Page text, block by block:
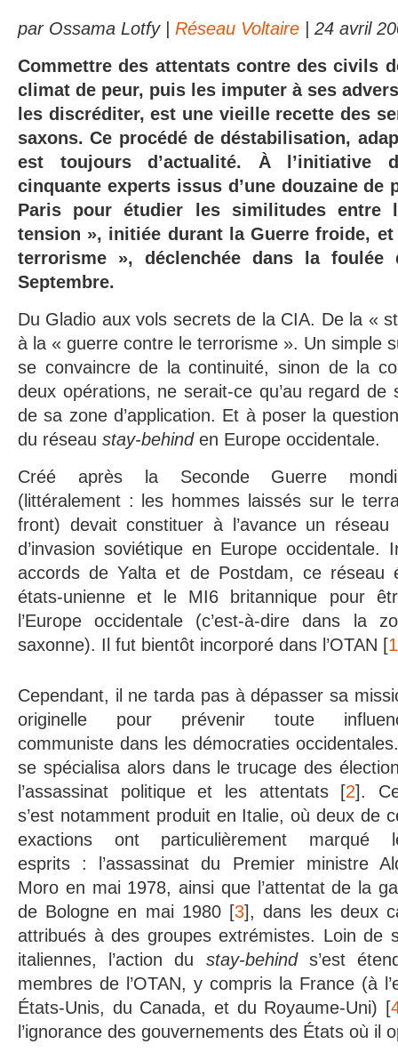
par Ossama Lotfy | Réseau Voltaire | 24 avril
Commettre des attentats contre des civils
climat de peur, puis les imputer à ses
les discréditer, est une vieille recette des
saxons. Ce procédé de déstabilisation,
est toujours d’actualité. À l’initiative
cinquante experts issus d’une douzaine de
Paris pour étudier les similitudes entre
tension », initiée durant la Guerre froide,
terrorisme », déclenchée dans la foulée
Septembre.
Du Gladio aux vols secrets de la CIA. De la «
à la « guerre contre le terrorisme ». Un simple
se convaincre de la continuité, sinon de la
deux opérations, ne serait-ce qu’au regard de
de sa zone d’application. Et à poser la
du réseau stay-behinden Europe occidentale.
Créé après la Seconde Guerre
(littéralement : les hommes laissés sur le
front) devait constituer à l’avance un
d’invasion soviétique en Europe occidentale.
accords de Yalta et de Postdam, ce réseau
états-unienne et le MI6 britannique pour
l’Europe occidentale (c’est-à-dire dans la
saxonne). Il fut bientôt incorporé dans l’OTAN [1
Cependant, il ne tarda pas à dépasser sa
originelle pour prévenir toute
communiste dans les démocraties
se spécialisa alors dans le trucage des
l’assassinat politique et les attentats [2].
s’est notamment produit en Italie, où deux de
exactions ont particulièrement marqué
esprits : l’assassinat du Premier ministre
Moro en mai 1978, ainsi que l’attentat de la
de Bologne en mai 1980 [3], dans les deux
attribués à des groupes extrémistes. Loin de
italiennes, l’action du stay-behinds’est
membres de l’OTAN, y compris la France (à
États-Unis, du Canada, et du Royaume-Uni) [
l’ignorance des gouvernements des États où il